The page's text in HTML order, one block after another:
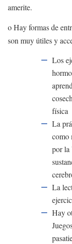
amerite.
o Hay formas de
son muy útiles y
Los
física
La
como
por la
La
Hay